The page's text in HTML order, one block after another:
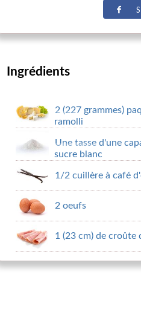
Ingrédients
2 (227 grammes)
ramolli
Une tasse d'une
sucre blanc
1/2 cuillère à café
2 oeufs
1 (23 cm) de croûte